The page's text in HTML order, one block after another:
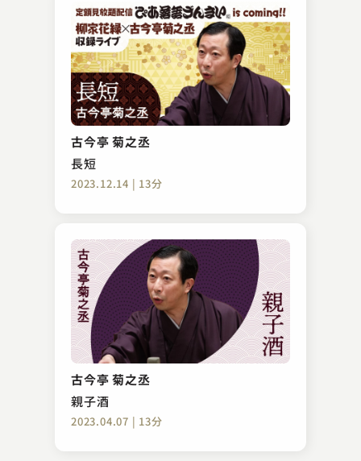
古今亭 菊之丞
長短
2023.12.14 | 13分
古今亭 菊之丞
親子酒
2023.04.07 | 13分
林家 種平
お忘れ物承り所
2023.03.13 | 14分
金原亭 馬生
猫の皿 ～夜桜～
2023.02.08 | 13分